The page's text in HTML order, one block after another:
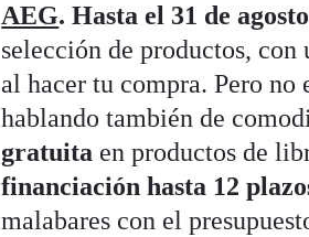
AEG. Hasta el 31 de agosto
selección de productos, con
al hacer tu compra. Pero no
hablando también de
gratuita en productos de
financiación hasta 12
malabares con el